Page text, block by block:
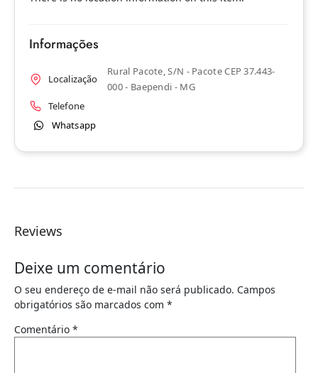
Informações
Localização
Rural Pacote, S/n - Pacote CEP 37.443-
000 - Baependi - MG
Telefone
Whatsapp
Reviews
Deixe um comentário
O seu endereço de e-mail não será publicado. Campos
obrigatórios são marcados com *
Comentário *